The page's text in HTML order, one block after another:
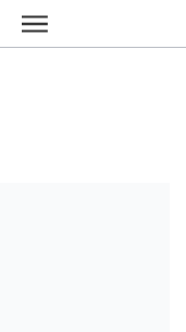
Ir al contenido principal